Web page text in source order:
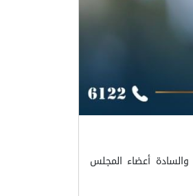
الماجدي) المحترم والسادة أعضاء المجلس